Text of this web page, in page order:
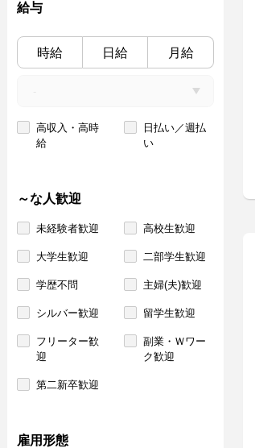
給与
時給 日給 月給
高収入・高時
給
日払い／週払
い
～な人歓迎
未経験者歓迎 高校生歓迎
大学生歓迎 二部学生歓迎
学歴不問 主婦(夫)歓迎
シルバー歓迎 留学生歓迎
フリーター歓
迎
副業・Ｗワー
ク歓迎
第二新卒歓迎
雇用形態